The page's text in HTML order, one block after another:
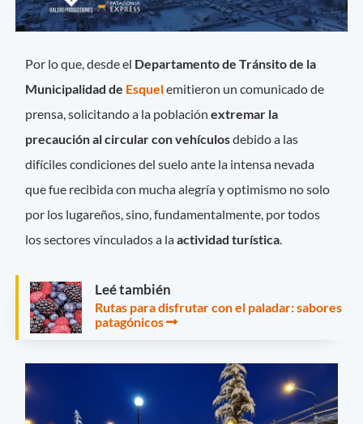
Por lo que, desde el Departamento de Tránsito de la
Municipalidad de Esquelemitieron un comunicado de
prensa, solicitando a la poblaciónextremar la
precaución al circular con vehículosdebido a las
difíciles condiciones del suelo ante la intensa nevada
que fue recibida con mucha alegría y optimismo no solo
por los lugareños, sino, fundamentalmente, por todos
los sectores vinculados a laactividad turística.
Leé también
Rutas para disfrutar con el paladar: sabores
patagónicos